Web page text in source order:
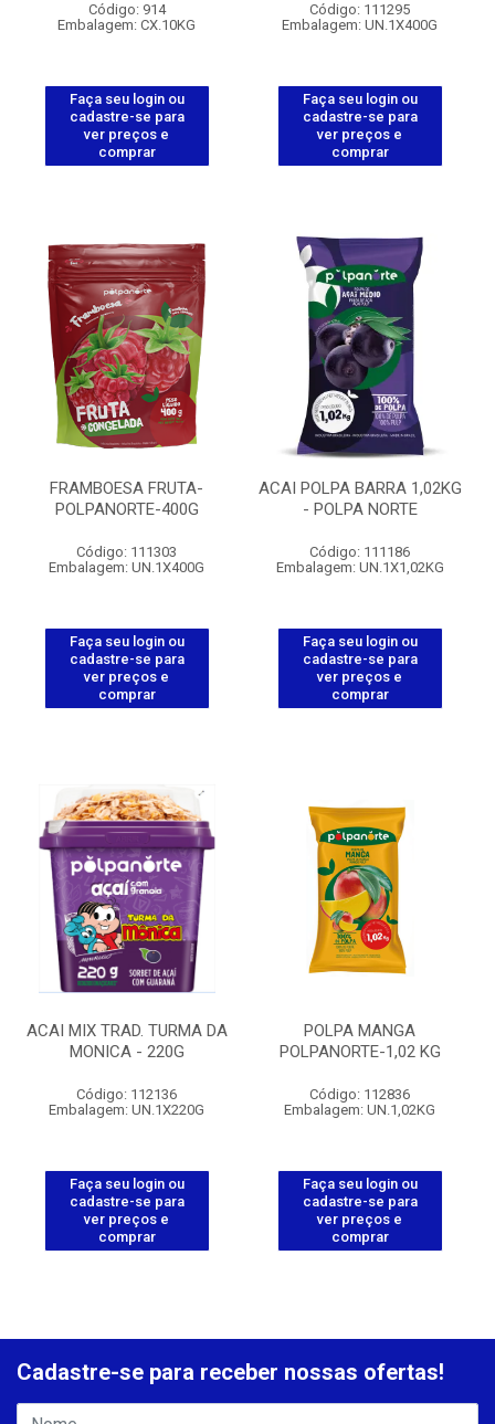
Código: 914
Embalagem: CX.10KG
Faça seu login ou
cadastre-se para
ver preços e
comprar
Código: 111295
Embalagem: UN.1X400G
Faça seu login ou
cadastre-se para
ver preços e
comprar
FRAMBOESA FRUTA-
POLPANORTE-400G
Código: 111303
Embalagem: UN.1X400G
Faça seu login ou
cadastre-se para
ver preços e
comprar
ACAI POLPA BARRA 1,02KG
- POLPA NORTE
Código: 111186
Embalagem: UN.1X1,02KG
Faça seu login ou
cadastre-se para
ver preços e
comprar
ACAI MIX TRAD. TURMA DA
MONICA - 220G
Código: 112136
Embalagem: UN.1X220G
Faça seu login ou
cadastre-se para
ver preços e
comprar
POLPA MANGA
POLPANORTE-1,02 KG
Código: 112836
Embalagem: UN.1,02KG
Faça seu login ou
cadastre-se para
ver preços e
comprar
Cadastre-se para receber nossas ofertas!